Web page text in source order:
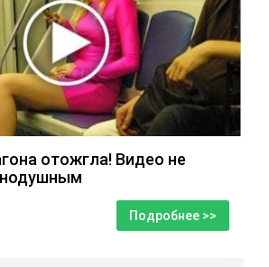
отожгла! Видео не
Подробнее >>